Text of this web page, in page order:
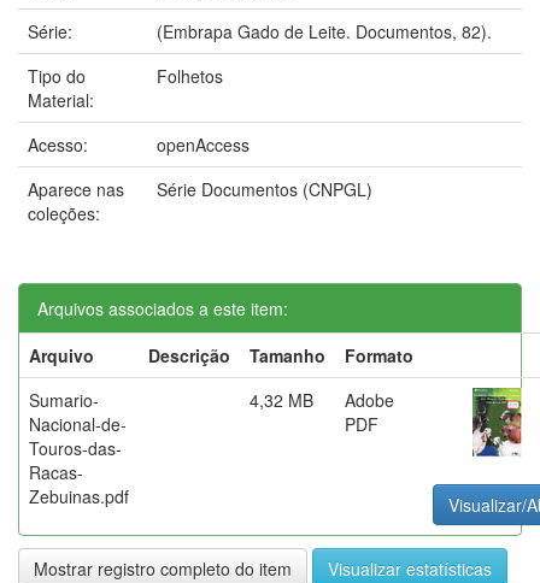
Série:
(Embrapa Gado de Leite. Documentos, 82).
Tipo do
Material:
Folhetos
Acesso:
openAccess
Aparece nas
coleções:
Série Documentos (CNPGL)
Arquivos associados a este item:
Arquivo
Descrição Tamanho
Formato
Sumario-
Nacional-de-
Touros-das-
Racas-
Zebuinas.pdf
4,32 MB
Adobe
PDF
Visualizar/
Mostrar registro completo do item Visualizar estatísticas